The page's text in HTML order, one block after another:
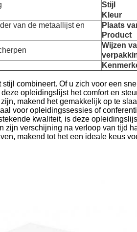
Stijl
Kleur
van de metaallijst en
Plaats
Product
Wijzen
combineert. Of u zich voor een
opleidingslijst het comfort en
makend het gemakkelijk op te
voor opleidingssessies of
kwaliteit, is deze
zijn verschijning na verloop van tijd
makend tot het een ideale keus